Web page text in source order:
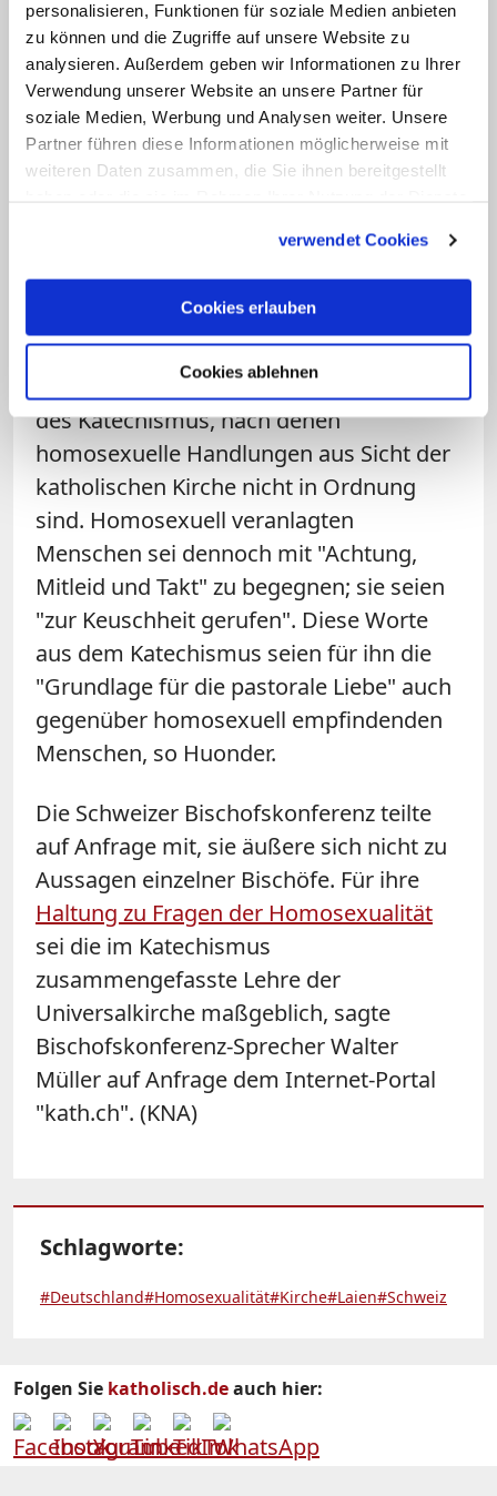
personalisieren, Funktionen für soziale Medien anbieten
zu können und die Zugriffe auf unsere Website zu
analysieren. Außerdem geben wir Informationen zu Ihrer
Verwendung unserer Website an unsere Partner für
soziale Medien, Werbung und Analysen weiter. Unsere
Partner führen diese Informationen möglicherweise mit
weiteren Daten zusammen, die Sie ihnen bereitgestellt
verwendet Cookies
Cookies erlauben
Cookies ablehnen
generell Ehe, Sexualität und die Familie
beträfen. In keiner Weise aber habe er
damit homosexuelle Menschen
herabsetzen wollen. Der Bischof stellte
klar, dass er "ganz beim Katechismus der
Bischofskonferenz: Lehre im
Huonder zitiert in der Folge Aussagen
des Katechismus, nach denen
homosexuelle Handlungen aus Sicht der
katholischen Kirche nicht in Ordnung
sind. Homosexuell veranlagten
Menschen sei dennoch mit "Achtung,
Mitleid und Takt" zu begegnen; sie seien
"zur Keuschheit gerufen". Diese Worte
aus dem Katechismus seien für ihn die
"Grundlage für die pastorale Liebe" auch
gegenüber homosexuell empfindenden
Menschen, so Huonder.
Die Schweizer Bischofskonferenz teilte
auf Anfrage mit, sie äußere sich nicht zu
Aussagen einzelner Bischöfe. Für ihre
Haltung zu Fragen der Homosexualität
sei die im Katechismus
zusammengefasste Lehre der
Universalkirche maßgeblich, sagte
Bischofskonferenz-Sprecher Walter
Müller auf Anfrage dem Internet-Portal
"kath.ch". (KNA)
Schlagworte:
#Deutschland#Homosexualität#Kirche#Laien#Schweiz
Folgen Sie katholisch.deauch hier: